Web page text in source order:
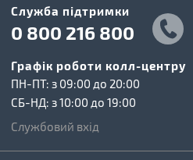
Cлужба підтримки
0 800 216 800
Графік роботи колл-центру
ПН-ПТ: з 09:00 до 20:00
СБ-НД: з 10:00 до 19:00
Службовий вхід